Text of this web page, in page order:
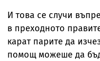
И това се случи
в преходното
карат парите да
помощ можеше да